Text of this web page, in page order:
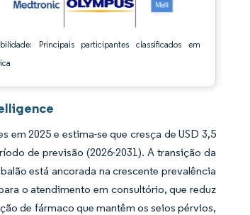
Principais participantes classificados em
2025 e estima-se que cresça de USD 3,5
de previsão (2026-2031). A transição da
está ancorada na crescente prevalência
o atendimento em consultório, que reduz
de fármaco que mantêm os seios pérvios,